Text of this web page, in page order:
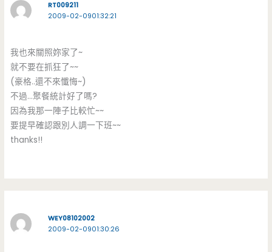
RT009211
2009-02-0901:32:21
我也來關照妳家了~
就不要在抓狂了~~
(豪格..還不來懺悔~)
不過…聚餐統計好了嗎?
因為我那一陣子比較忙~~
要提早確認跟別人調一下班~~
thanks!!
WEY08102002
2009-02-0901:30:26